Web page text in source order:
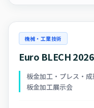
機械・工業技術
Euro BLECH
板金加工・プレス・
板金加工展示会